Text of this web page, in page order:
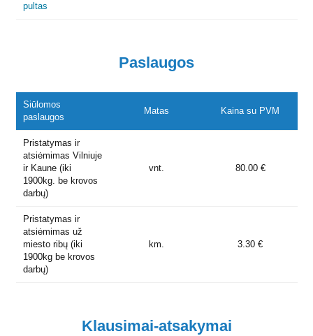
pultas
Paslaugos
Siūlomos
paslaugos
Matas Kaina su PVM
Pristatymas ir
atsiėmimas Vilniuje
ir Kaune (iki
1900kg. be krovos
darbų)
vnt. 80.00 €
Pristatymas ir
atsiėmimas už
miesto ribų (iki
1900kg be krovos
darbų)
km. 3.30 €
Klausimai-atsakymai